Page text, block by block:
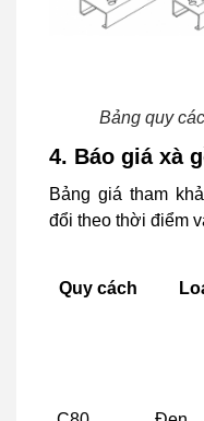
Bảng quy
4. Báo giá xà
Bảng giá tham
đổi theo thời điểm
Quy cách